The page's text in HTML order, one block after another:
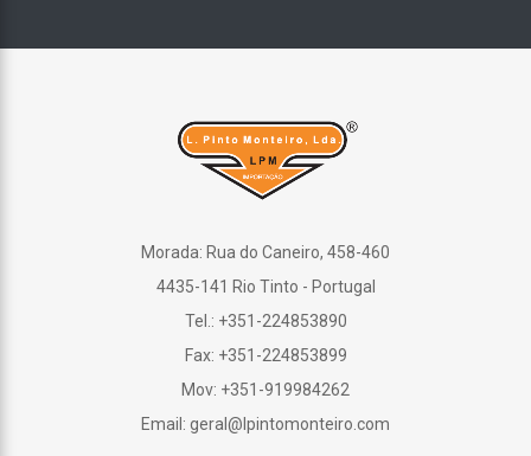
Morada: Rua do Caneiro, 458-460
4435-141 Rio Tinto - Portugal
Tel.: +351-224853890
Fax: +351-224853899
Mov: +351-919984262
Email: geral@lpintomonteiro.com